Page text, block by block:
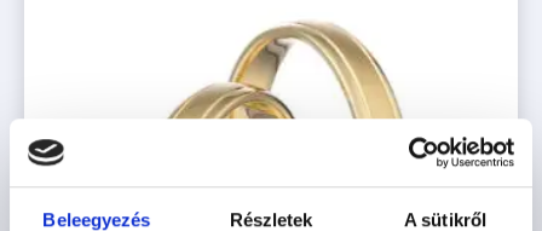
Beleegyezés Részletek A sütikről